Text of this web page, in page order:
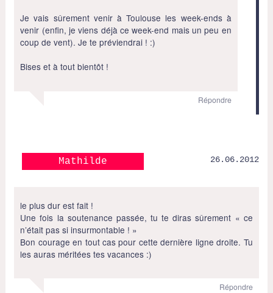
Je vais sûrement venir à Toulouse les week-ends à
venir (enfin, je viens déjà ce week-end mais un peu en
coup de vent). Je te préviendrai ! :)
Bises et à tout bientôt !
Répondre
Mathilde 26.06.2012
le plus dur est fait !
Une fois la soutenance passée, tu te diras sûrement « ce
n’était pas si insurmontable ! »
Bon courage en tout cas pour cette dernière ligne droite. Tu
les auras méritées tes vacances :)
Répondre